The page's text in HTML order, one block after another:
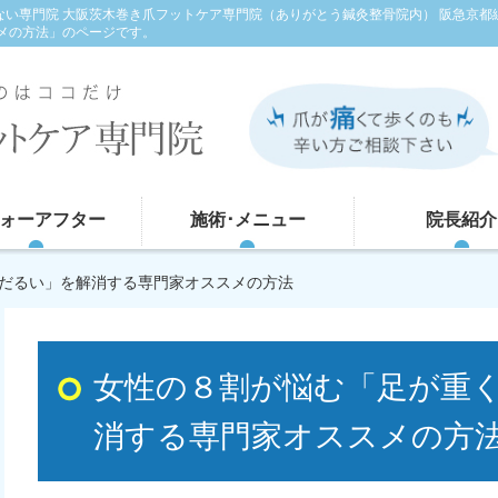
専門院 大阪茨木巻き爪フットケア専門院（ありがとう鍼灸整骨院内） 阪急京
方法」のページです。
ーアフター 施術･メニュー 院長紹介
るい」を解消する専門家オススメの方法
女性の８割が悩む「足が重
消する専門家オススメの方